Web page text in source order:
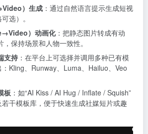
）生成 ：通过自然语言提示生成短视
选）。
）动画化：把静态图片转成有动
保持场景和人物一致性。
支持 ：在平台上可选择并调用多种已有模
Kling、Runway、Luma、Hailuo、Veo
板 ：如“AI Kiss / AI Hug / Inflate / Squish”
干模板库，便于快速生成社媒短片或趣